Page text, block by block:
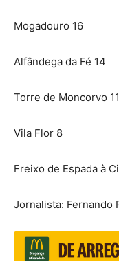
Mogadouro 16
Alfândega da Fé 14
Torre de Moncorvo 11
Vila Flor 8
Freixo de Espada à
Jornalista: Fernando